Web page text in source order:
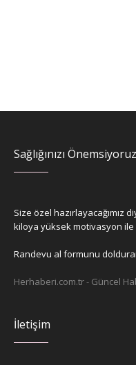
Sağlığınızı Önemsiyoruz
Size özel hazırlayacağımız
kiloya yüksek motivasyon ile
Randevu al formunu
Herhaberi.com.tr- Güncel
İletişim